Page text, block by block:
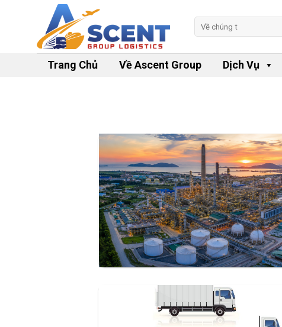
Tìm
Trang Chủ Về Ascent Group Dịch Vụ